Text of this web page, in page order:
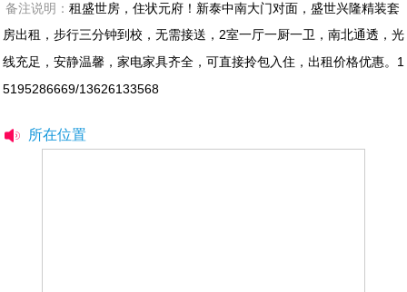
备注说明： 租盛世房，住状元府！新泰中南大门对面，盛世兴隆精装套
房出租，步行三分钟到校，无需接送，2室一厅一厨一卫，南北通透，光
线充足，安静温馨，家电家具齐全，可直接拎包入住，出租价格优惠。1
5195286669/13626133568
所在位置